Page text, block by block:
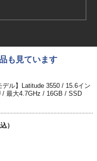
も見ています
デル】Latitude 3550 / 15.6イン
/ 最大4.7GHz / 16GB / SSD
）